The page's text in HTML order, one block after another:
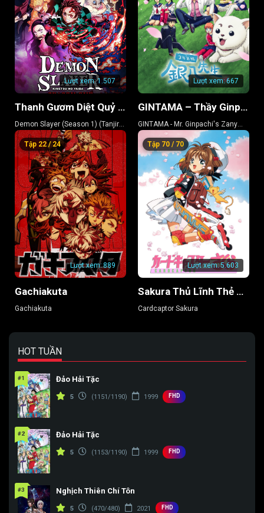
Lượt xem:1.507
Thanh Gươm Diệt Quỷ (Phần 1) (Kamado Tanjiro Lập Chí)
Demon Slayer (Season 1) (Tanjiro
Kamado, Unwavering Resolve
Arc)
Lượt xem:667
GINTAMA – Thầy Ginpachi Ở Lớp 3-Z
GINTAMA - Mr. Ginpachi's Zany
Class
Lượt xem:889
Tập 22 / 24
Gachiakuta
Gachiakuta
Lượt xem:5.603
Tập 70 / 70
Sakura Thủ Lĩnh Thẻ Bài
Cardcaptor Sakura
HOT TUẦN
#1 Đảo Hải Tặc
5 (1151/1190) 1999 FHD
#2 Đảo Hải Tặc
5 (1153/1190) 1999 FHD
#3 Nghịch Thiên Chí Tôn
5 (470/480) 2021 FHD